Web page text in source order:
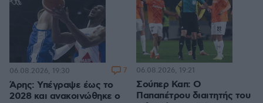
Άρης: Υπέγραψε έως το
2028 και ανακοινώθηκε ο
06.08.2026, 19:30 7
Σούπερ Καπ: Ο
Παπαπέτρου διαιτητής του
06.08.2026, 19:21